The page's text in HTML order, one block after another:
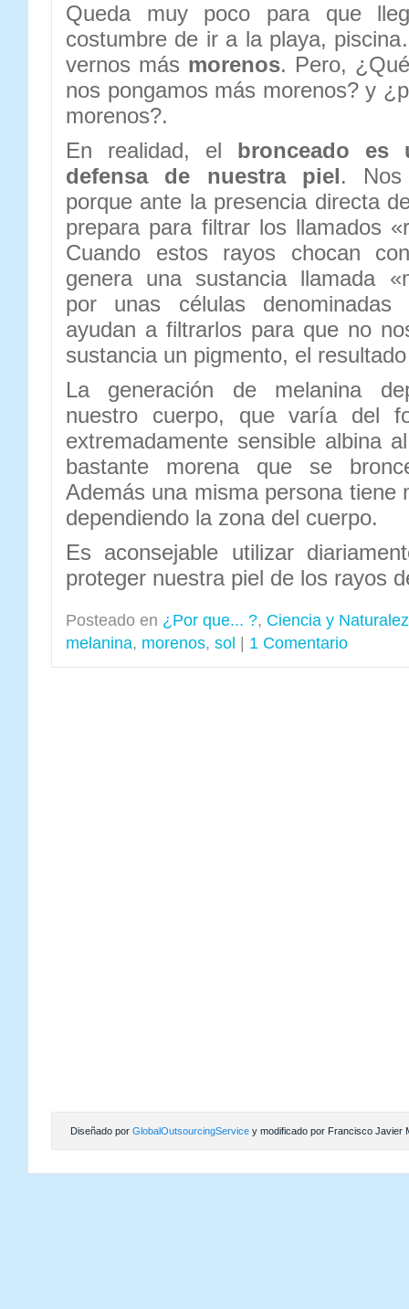
Queda muy poco para que
costumbre de ir a la playa,
vernos más morenos. Pero,
nos pongamos más morenos? y
morenos?.
En realidad, el bronceado es
defensa de nuestra piel. Nos
porque ante la presencia directa
prepara para filtrar los llamados
Cuando estos rayos chocan
genera una sustancia llamada
por unas células denominadas
ayudan a filtrarlos para que no
sustancia un pigmento, el
La generación de melanina
nuestro cuerpo, que varía del
extremadamente sensible albina
bastante morena que se
Además una misma persona tiene
dependiendo la zona del cuerpo.
Es aconsejable utilizar
proteger nuestra piel de los rayos
Posteado en ¿Por que... ?, Ciencia y
melanina, morenos, sol 1 Comentario
Diseñado por GlobalOutsourcingService y modificado por Francisco Javier